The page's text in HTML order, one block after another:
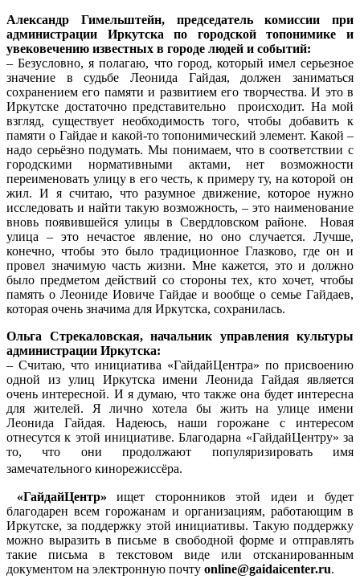
Александр Гимельштейн, председатель комиссии при
администрации Иркутска по городской топонимике и
увековечению известных в городе людей и событий:
– Безусловно, я полагаю, что город, который имел серьезное
значение в судьбе Леонида Гайдая, должен заниматься
сохранением его памяти и развитием его творчества. И это в
Иркутске достаточно представительно происходит. На мой
взгляд, существует необходимость того, чтобы добавить к
памяти о Гайдае и какой-то топонимический элемент. Какой –
надо серьёзно подумать. Мы понимаем, что в соответствии с
городскими нормативными актами, нет возможности
переименовать улицу в его честь, к примеру ту, на которой он
жил. И я считаю, что разумное движение, которое нужно
исследовать и найти такую возможность, – это наименование
вновь появившейся улицы в Свердловском районе. Новая
улица – это нечастое явление, но оно случается. Лучше,
конечно, чтобы это было традиционное Глазково, где он и
провел значимую часть жизни. Мне кажется, это и должно
было предметом действий со стороны тех, кто хочет, чтобы
память о Леониде Иовиче Гайдае и вообще о семье Гайдаев,
которая очень значима для Иркутска, сохранилась.
Ольга Стрекаловская, начальник управления культуры
администрации Иркутска:
– Считаю, что инициатива «ГайдайЦентра» по присвоению
одной из улиц Иркутска имени Леонида Гайдая является
очень интересной. И я думаю, что также она будет интересна
для жителей. Я лично хотела бы жить на улице имени
Леонида Гайдая. Надеюсь, наши горожане с интересом
отнесутся к этой инициативе. Благодарна «ГайдайЦентру» за
то, что они продолжают популяризировать имя
замечательного кинорежиссёра.
«ГайдайЦентр»ищет сторонников этой идеи и будет
благодарен всем горожанам и организациям, работающим в
Иркутске, за поддержку этой инициативы. Такую поддержку
можно выразить в письме в свободной форме и отправлять
такие письма в текстовом виде или отсканированным
документом на электронную почту online@gaidaicenter.ru.